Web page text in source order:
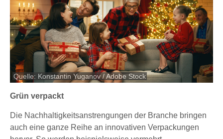
Quelle: Konstantin Yuganov / Adobe Stock
Grün verpackt
Die Nachhaltigkeitsanstrengungen der Branche bringen
auch eine ganze Reihe an innovativen Verpackungen